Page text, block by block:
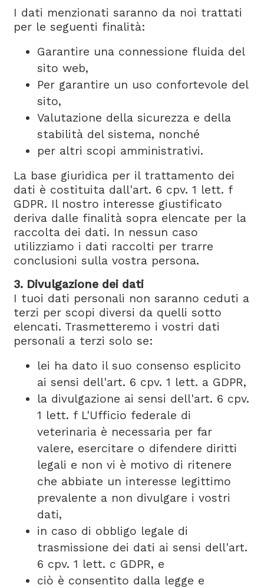
I dati menzionati saranno da noi trattati
per le seguenti finalità:
Garantire una connessione fluida del
sito web,
Per garantire un uso confortevole del
sito,
Valutazione della sicurezza e della
stabilità del sistema, nonché
per altri scopi amministrativi.
La base giuridica per il trattamento dei
dati è costituita dall'art. 6 cpv. 1 lett. f
GDPR. Il nostro interesse giustificato
deriva dalle finalità sopra elencate per la
raccolta dei dati. In nessun caso
utilizziamo i dati raccolti per trarre
conclusioni sulla vostra persona.
3. Divulgazione dei dati
I tuoi dati personali non saranno ceduti a
terzi per scopi diversi da quelli sotto
elencati. Trasmetteremo i vostri dati
personali a terzi solo se:
lei ha dato il suo consenso esplicito
ai sensi dell'art. 6 cpv. 1 lett. a GDPR,
la divulgazione ai sensi dell'art. 6 cpv.
1 lett. f L'Ufficio federale di
veterinaria è necessaria per far
valere, esercitare o difendere diritti
legali e non vi è motivo di ritenere
che abbiate un interesse legittimo
prevalente a non divulgare i vostri
dati,
in caso di obbligo legale di
trasmissione dei dati ai sensi dell'art.
6 cpv. 1 lett. c GDPR, e
ciò è consentito dalla legge e